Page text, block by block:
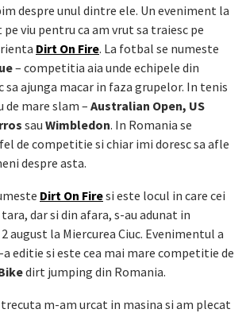
despre unul dintre ele. Un eveniment la
viu pentru ca am vrut sa traiesc pe
Dirt On Fire. La fotbal se numeste
– competitia aia unde echipele din
sa ajunga macar in faza grupelor. In tenis
de mare slam – Australian Open, US
sau Wimbledon. In Romania se
de competitie si chiar imi doresc sa afle
despre asta.
Dirt On Firesi este locul in care cei
dar si din afara, s-au adunat in
august la Miercurea Ciuc. Evenimentul a
a editie si este cea mai mare competitie de
dirt jumping din Romania.
trecuta m-am urcat in masina si am plecat